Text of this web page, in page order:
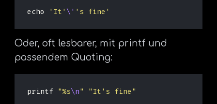
echo 'It' \' 's fine'
Oder, oft lesbarer, mit printf und
passendem Quoting:
printf "%s\n" "It's fine"